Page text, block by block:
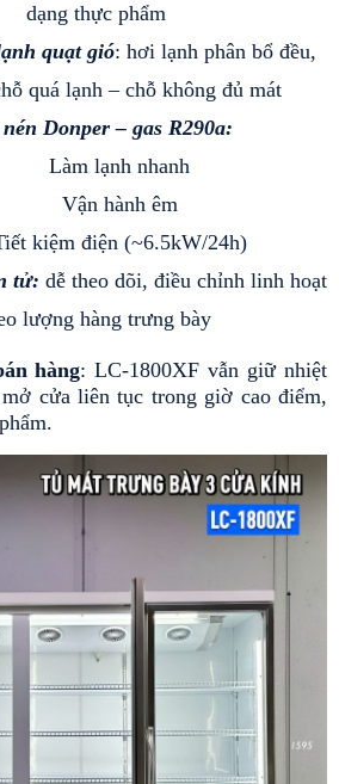
dạng thực phẩm
quạt gió: hơi lạnh phân bổ đều,
quá lạnh – chỗ không đủ mát
Donper – gas R290a:
Làm lạnh nhanh
Vận hành êm
kiệm điện (~6.5kW/24h)
tử: dễ theo dõi, điều chỉnh linh hoạt
lượng hàng trưng bày
hàng: LC-1800XF vẫn giữ nhiệt
cửa liên tục trong giờ cao điểm,